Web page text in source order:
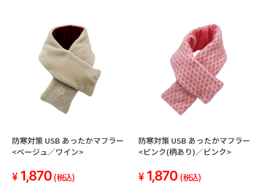
防寒対策 USB あったかマフラー
<ベージュ／ワイン>
1,870 (税込)
防寒対策 USB あったかマフラー
<ピンク(柄あり)／ピンク>
1,870 (税込)